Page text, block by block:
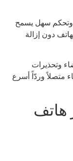
سهل يسمح
دون إزالة
وردّاً أسرع